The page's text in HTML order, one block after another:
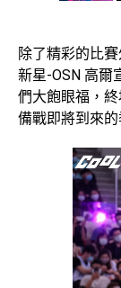
除了精彩的比
新星-OSN 高爾
們大飽眼福，
備戰即將到來的